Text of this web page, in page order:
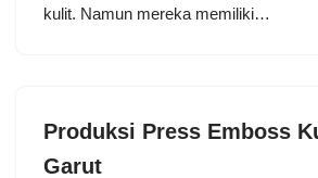
kulit. Namun mereka memiliki…
Produksi Press Emboss
Garut